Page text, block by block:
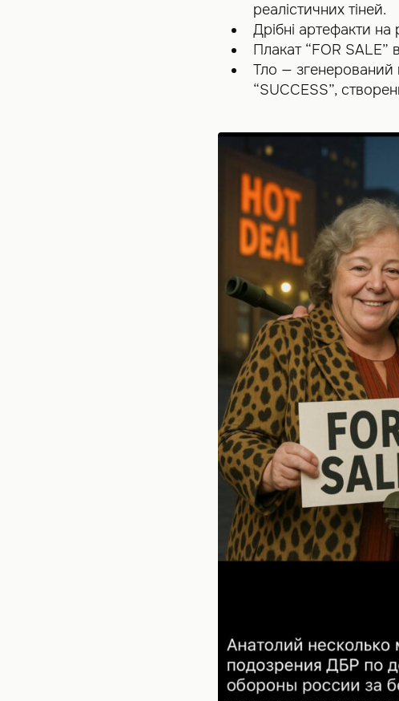
реалістичних тіней.
Дрібні артефакти на
Плакат “FOR SALE”
Тло — згенерований
“SUCCESS”,